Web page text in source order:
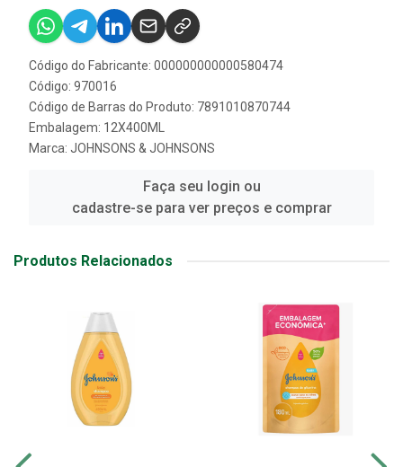
Código do Fabricante: 000000000000580474
Código: 970016
Código de Barras do Produto: 7891010870744
Embalagem: 12X400ML
Marca: JOHNSONS & JOHNSONS
Faça seu login ou
cadastre-se para ver preços e comprar
Produtos Relacionados